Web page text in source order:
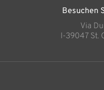
Besuchen
Via
l-39047 St.